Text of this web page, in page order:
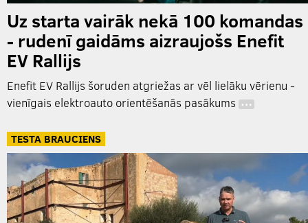
Uz starta vairāk nekā 100 komandas
- rudenī gaidāms aizraujošs Enefit
EV Rallijs
Enefit EV Rallijs šoruden atgriežas ar vēl lielāku vērienu -
vienīgais elektroauto orientēšanās pasākums …
TESTA BRAUCIENS